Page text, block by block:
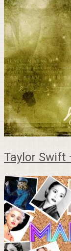
Taylor Swift